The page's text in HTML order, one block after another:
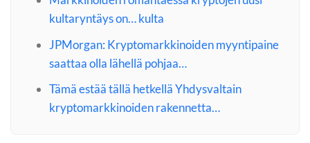
kultaryntäys on… kulta
JPMorgan: Kryptomarkkinoiden myyntipaine
saattaa olla lähellä pohjaa…
Tämä estää tällä hetkellä Yhdysvaltain
kryptomarkkinoiden rakennetta…